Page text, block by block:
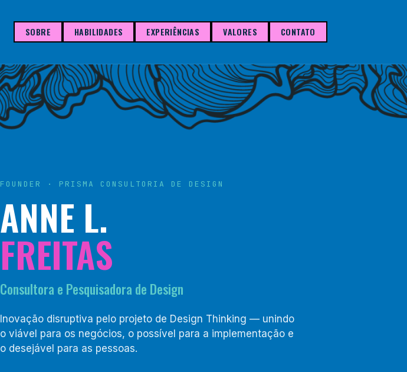
SOBRE HABILIDADES EXPERIÊNCIAS VALORES CONTATO
FOUNDER · PRISMA CONSULTORIA DE DESIGN
ANNE L.
FREITAS
Consultora e Pesquisadora de Design
Inovação disruptiva pelo projeto de Design Thinking — unindo
o viável para os negócios, o possível para a implementação e
o desejável para as pessoas.